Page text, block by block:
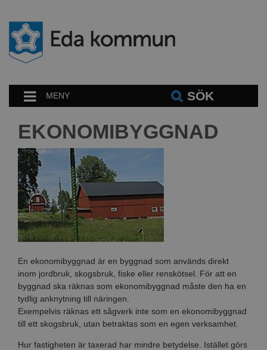
MENY SÖK
EKONOMIBYGGNAD
En ekonomibyggnad är en byggnad som används direkt
inom jordbruk, skogsbruk, fiske eller renskötsel. För att en
byggnad ska räknas som ekonomibyggnad måste den ha en
tydlig anknytning till näringen.
Exempelvis räknas ett sågverk inte som en ekonomibyggnad
till ett skogsbruk, utan betraktas som en egen verksamhet.
Hur fastigheten är taxerad har mindre betydelse. Istället görs